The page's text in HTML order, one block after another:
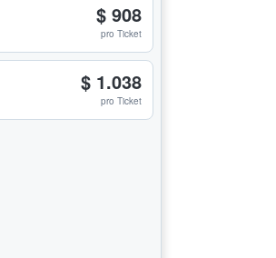
$ 908
pro Ticket
$ 1.038
pro Ticket